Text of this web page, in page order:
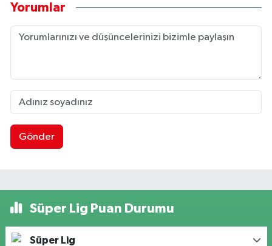
Yorumlar
Gönder
Süper Lig Puan Durumu
Süper Lig